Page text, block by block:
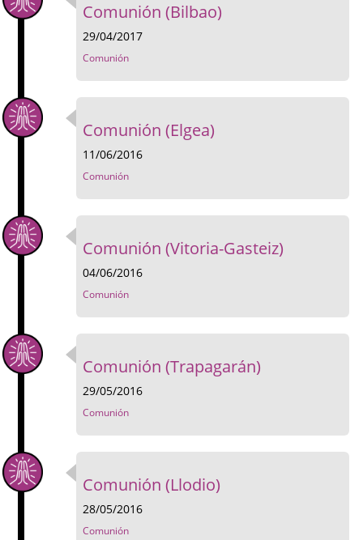
Comunión (Bilbao)
29/04/2017
Comunión
Comunión (Elgea)
11/06/2016
Comunión
Comunión (Vitoria-Gasteiz)
04/06/2016
Comunión
Comunión (Trapagarán)
29/05/2016
Comunión
Comunión (Llodio)
28/05/2016
Comunión